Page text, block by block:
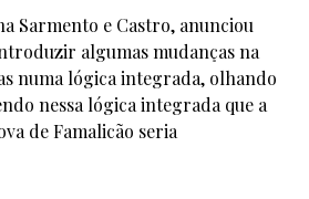
Sarmento e Castro, anunciou
algumas mudanças na
numa lógica integrada, olhando
nessa lógica integrada que a
de Famalicão seria